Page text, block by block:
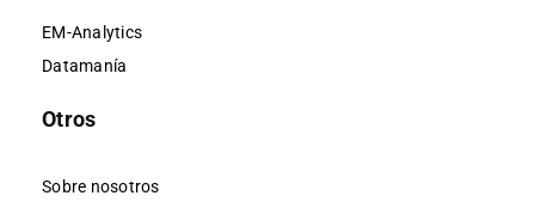
EM-Analytics
Datamanía
Otros
Sobre nosotros